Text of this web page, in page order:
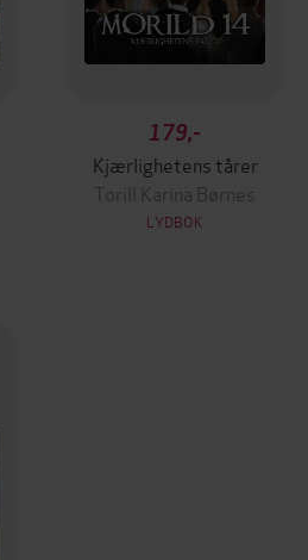
179,-
Kjærlighetens tårer
Torill Karina Børnes
LYDBOK